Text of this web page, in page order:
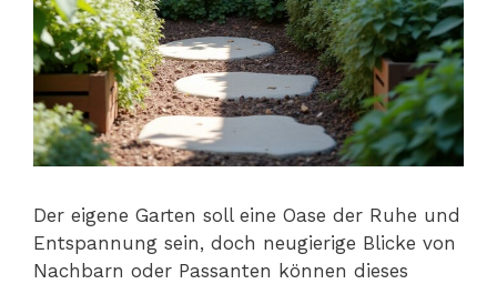
Der eigene Garten soll eine Oase der Ruhe und
Entspannung sein, doch neugierige Blicke von
Nachbarn oder Passanten können dieses